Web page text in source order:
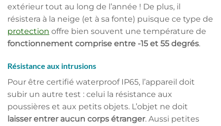
extérieur tout au long de l’année ! De plus, il
résistera à la neige (et à sa fonte) puisque ce type de
protection offre bien souvent une température de
fonctionnement comprise entre -15 et 55 degrés.
Résistance aux intrusions
Pour être certifié waterproof IP65, l’appareil doit
subir un autre test : celui la résistance aux
poussières et aux petits objets. L’objet ne doit
laisser entrer aucun corps étranger. Aussi petites